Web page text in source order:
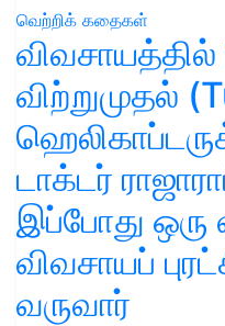
வெற்றிக் கதைகள்
விற்றுமுதல்
டாக்டர்
இப்போது ஒரு
விவசாயப்
வருவார்